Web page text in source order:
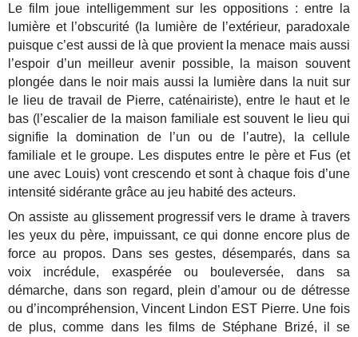
Le film joue intelligemment sur les oppositions : entre la
lumière et l’obscurité (la lumière de l’extérieur, paradoxale
puisque c’est aussi de là que provient la menace mais aussi
l’espoir d’un meilleur avenir possible, la maison souvent
plongée dans le noir mais aussi la lumière dans la nuit sur
le lieu de travail de Pierre, caténairiste), entre le haut et le
bas (l’escalier de la maison familiale est souvent le lieu qui
signifie la domination de l’un ou de l’autre), la cellule
familiale et le groupe. Les disputes entre le père et Fus (et
une avec Louis) vont crescendo et sont à chaque fois d’une
intensité sidérante grâce au jeu habité des acteurs.
On assiste au glissement progressif vers le drame à travers
les yeux du père, impuissant, ce qui donne encore plus de
force au propos. Dans ses gestes, désemparés, dans sa
voix incrédule, exaspérée ou bouleversée, dans sa
démarche, dans son regard, plein d’amour ou de détresse
ou d’incompréhension, Vincent Lindon EST Pierre. Une fois
de plus, comme dans les films de Stéphane Brizé, il se